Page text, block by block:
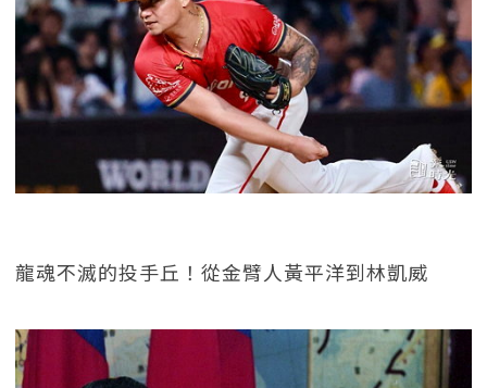
龍魂不滅的投手丘！從金臂人黃平洋到林凱威